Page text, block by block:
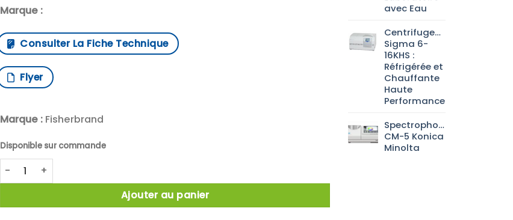
Marque :
Consulter La Fiche Technique
Flyer
Marque :Fisherbrand
Disponible sur commande
quantité de TEST TUBE RACK ALUMINIUM Z- PATTERN WITH FIVE
Ajouter au panier
avec Eau
Centrifugeuse
Sigma 6-
16KHS :
Réfrigérée et
Chauffante
Haute
Performance
Spectrophotomètre
CM-5 Konica
Minolta